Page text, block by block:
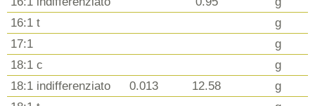
16:1 t
g
17:1
g
18:1 c
g
18:1 indifferenziato
0.013 12.58
g